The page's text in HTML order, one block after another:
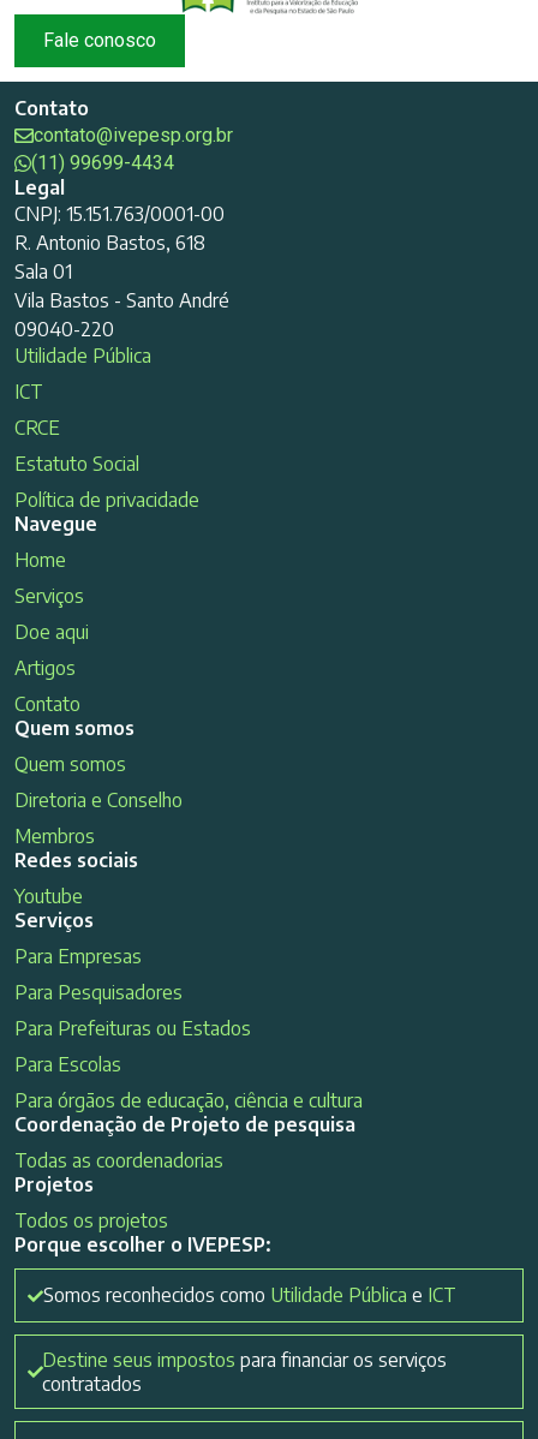
Fale conosco
Contato
contato@ivepesp.org.br
(11) 99699-4434
Legal
CNPJ: 15.151.763/0001-00
R. Antonio Bastos, 618
Sala 01
Vila Bastos - Santo André
09040-220
Utilidade Pública
ICT
CRCE
Estatuto Social
Política de privacidade
Navegue
Home
Serviços
Doe aqui
Artigos
Contato
Quem somos
Quem somos
Diretoria e Conselho
Membros
Redes sociais
Youtube
Serviços
Para Empresas
Para Pesquisadores
Para Prefeituras ou Estados
Para Escolas
Para órgãos de educação, ciência e cultura
Coordenação de Projeto de pesquisa
Todas as coordenadorias
Projetos
Todos os projetos
Porque escolher o IVEPESP:
Somos reconhecidos como Utilidade Pública e ICT
Destine seus impostos para financiar os serviços
contratados